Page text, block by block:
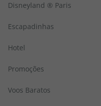
Disneyland ® Paris
Escapadinhas
Hotel
Promoções
Voos Baratos